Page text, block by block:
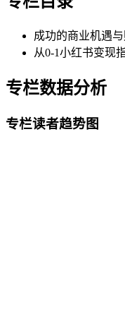
成功的商业机遇
从0-1小红书变现
专栏数据分析
专栏读者趋势图